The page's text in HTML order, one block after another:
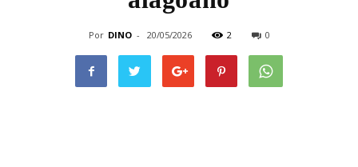
Por DINO - 20/05/2026 2 0